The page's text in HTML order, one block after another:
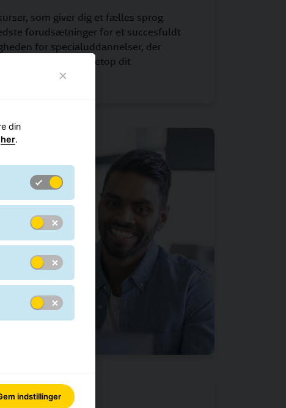
som giver dig et fælles sprog
forudsætninger for et succesfuldt
for specialuddannelser, der
inden for netop dit
din
her.
indstillinger